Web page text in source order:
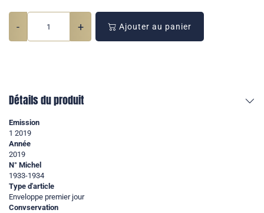
- + Ajouter au panier
Détails du produit
Emission
1 2019
Année
2019
N° Michel
1933-1934
Type d'article
Enveloppe premier jour
Convservation